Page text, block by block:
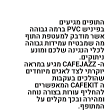
התופים מגיעים
בפינישPVCברמה גבוהה
אשר מודבק למעטפת התוף
מה שמבטיח עמידות גבוהה
לכלי הנגינה שלכם ומונע
ניתוקים.
ה-CAFEJAZZמגיע במראה
יוקרתי לצד לאגים מיוחדים
שהולכים בעקבות
הCAFEKITהמאפשרים
להחליף עורות בצורה נוחה
ומהירה ובכך מקלים על
המתופף.